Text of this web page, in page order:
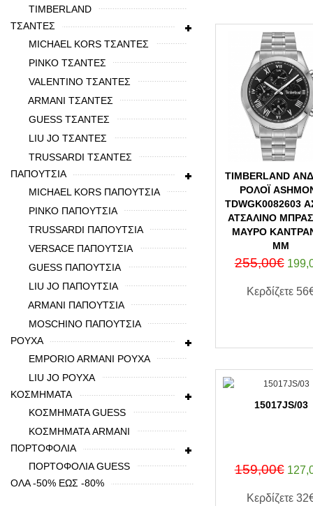
TIMBERLAND
ΤΣΑΝΤΕΣ
MICHAEL KORS ΤΣΑΝΤΕΣ
PINKO ΤΣΑΝΤΕΣ
VALENTINO ΤΣΑΝΤΕΣ
ARMANI ΤΣΑΝΤΕΣ
GUESS ΤΣΑΝΤΕΣ
LIU JO ΤΣΑΝΤΕΣ
TRUSSARDI ΤΣΑΝΤΕΣ
ΠΑΠΟΥΤΣΙΑ
MICHAEL KORS ΠΑΠΟΥΤΣΙΑ
PINKO ΠΑΠΟΥΤΣΙΑ
TRUSSARDI ΠΑΠΟΥΤΣΙΑ
VERSACE ΠΑΠΟΥΤΣΙΑ
GUESS ΠΑΠΟΥΤΣΙΑ
LIU JO ΠΑΠΟΥΤΣΙΑ
ARMANI ΠΑΠΟΥΤΣΙΑ
MOSCHINO ΠΑΠΟΥΤΣΙΑ
ΡΟΥΧΑ
EMPORIO ARMANI ΡΟΥΧΑ
LIU JO ΡΟΥΧΑ
ΚΟΣΜΗΜΑΤΑ
ΚΟΣΜΗΜΑΤΑ GUESS
ΚΟΣΜΗΜΑΤΑ ARMANI
ΠΟΡΤΟΦΟΛΙΑ
ΠΟΡΤΟΦΟΛΙΑ GUESS
ΟΛΑ -50% ΕΩΣ -80%
TIMBERLAND
ΡΟΛΌΙ
TDWGK0082603
ΑΤΣΆΛΙΝΟ
ΜΑΎΡΟ
MM
255,00€
Κερδίζετε
15017JS/03
159,00€
Κερδίζετε